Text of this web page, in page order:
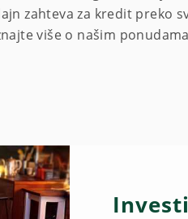
zahteva za kredit preko
više o našim